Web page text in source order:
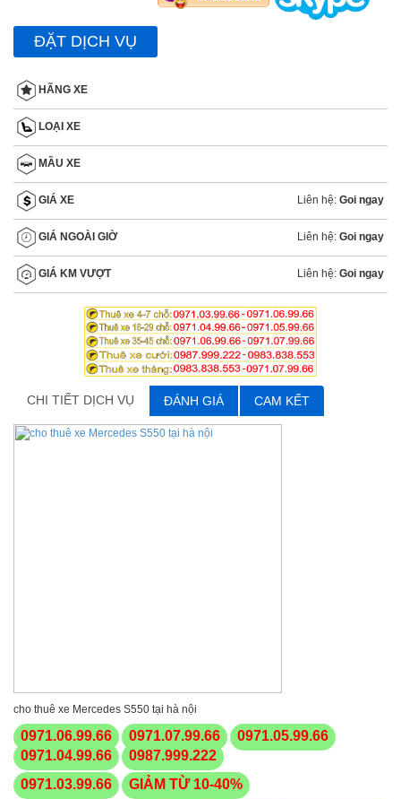
ĐẶT DỊCH VỤ
HÃNG XE
LOẠI XE
MẦU XE
GIÁ XE Liên hệ: Goi ngay
GIÁ NGOÀI GIỜ Liên hệ: Goi ngay
GIÁ KM VƯỢT Liên hệ: Goi ngay
CHI TIẾT DỊCH VỤ ĐÁNH GIÁ CAM KẾT
cho thuê xe Mercedes S550 tại hà nội
0971.06.99.66 0971.07.99.66
0971.05.99.66
0971.04.99.66
0987.999.222
0971.03.99.66
GIẢM TỪ 10-40%